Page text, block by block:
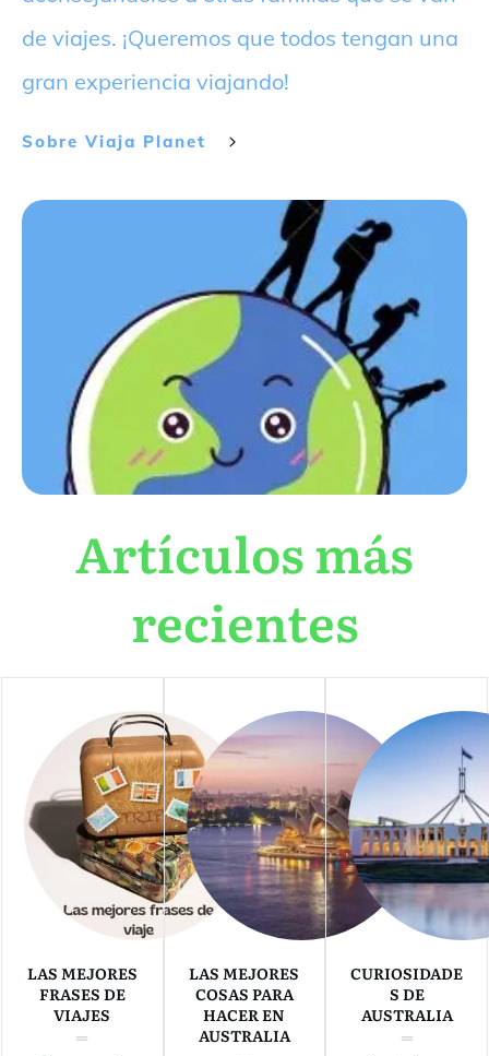
de viajes. ¡Queremos que todos tengan una
gran experiencia viajando!
Sobre Viaja Planet
Artículos más
recientes
LAS MEJORES
FRASES DE
VIAJES
LAS MEJORES
COSAS PARA
HACER EN
AUSTRALIA
CURIOSIDADE
S DE
AUSTRALIA